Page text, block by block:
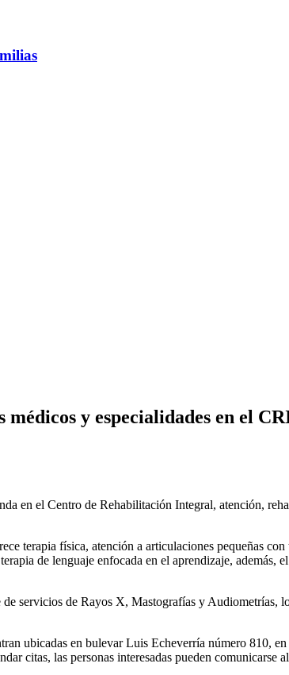
y especialidades en el
en el Centro de Rehabilitación Integral, atención,
terapia física, atención a articulaciones pequeñas
de lenguaje enfocada en el aprendizaje, además,
servicios de Rayos X, Mastografías y Audiometrías,
ubicadas en bulevar Luis Echeverría número 810,
citas, las personas interesadas pueden comunicarse